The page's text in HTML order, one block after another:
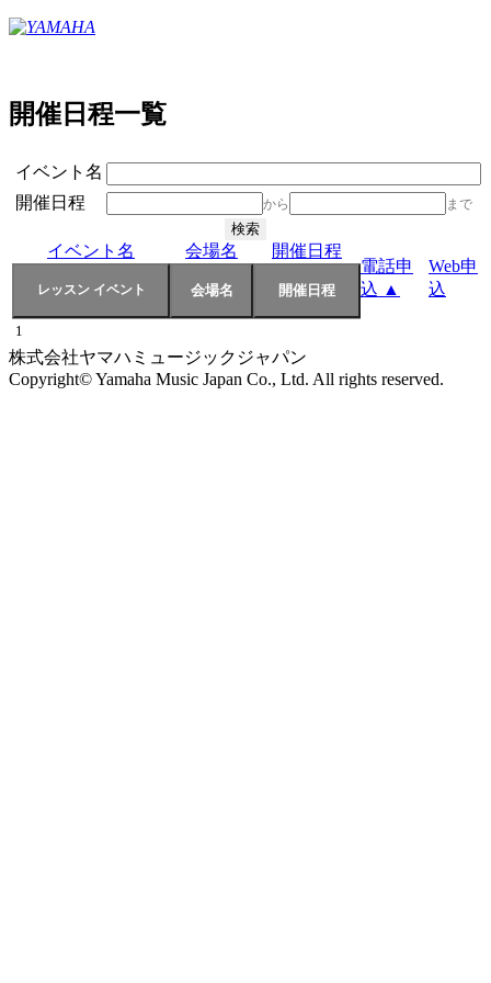
開催日程一覧
イベント名
開催日程
から まで
イベント名 会場名
開催日程
電話申
込 ▲
Web申
込
1
株式会社ヤマハミュージックジャパン
Copyright© Yamaha Music Japan Co., Ltd. All rights reserved.